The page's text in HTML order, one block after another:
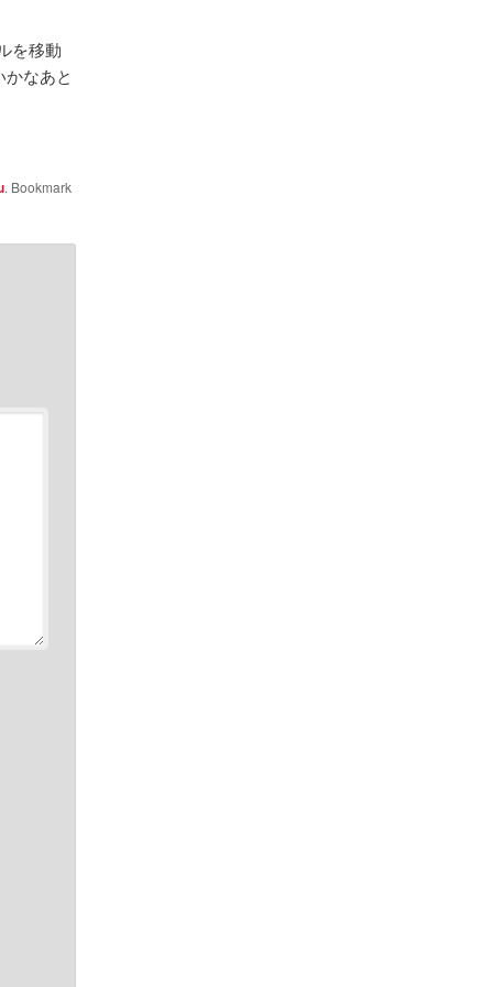
を移動
なあと
. Bookmark